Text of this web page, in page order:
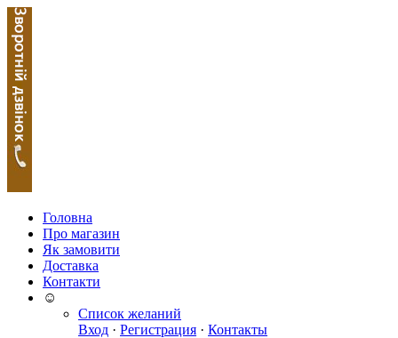
Головна
Про магазин
Як замовити
Доставка
Контакти
☺
Список желаний
Вход · Регистрация · Контакты